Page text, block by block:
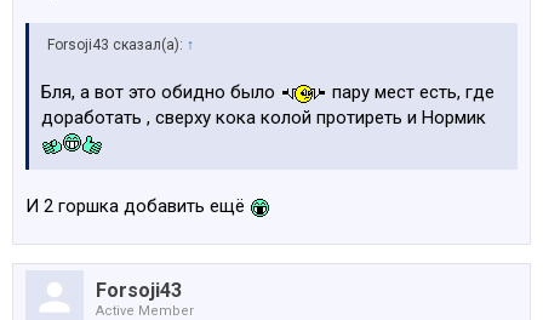
Forsoji43 сказал(а): ↑
Бля, а вот это обидно было
пару мест есть, где
доработать , сверху кока колой протиреть и Нормик
И 2 горшка добавить ещё
Forsoji43
Active Member